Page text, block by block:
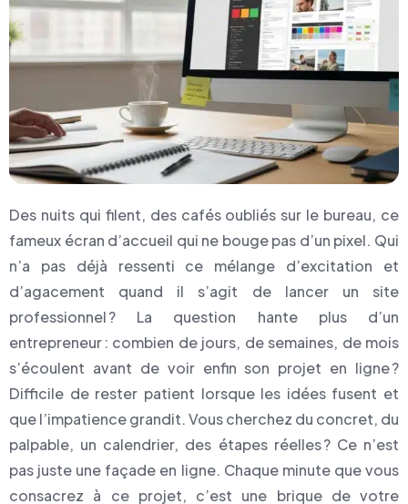
Des nuits qui filent, des cafés oubliés sur le bureau, ce
fameux écran d’accueil qui ne bouge pas d’un pixel. Qui
n’a pas déjà ressenti ce mélange d’excitation et
d’agacement quand il s’agit de lancer un site
professionnel ? La question hante plus d’un
entrepreneur : combien de jours, de semaines, de mois
s’écoulent avant de voir enfin son projet en ligne ?
Difficile de rester patient lorsque les idées fusent et
que l’impatience grandit. Vous cherchez du concret, du
palpable, un calendrier, des étapes réelles ? Ce n’est
pas juste une façade en ligne. Chaque minute que vous
consacrez à ce projet, c’est une brique de votre